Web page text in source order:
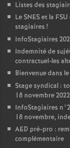
Listes des
LeSNESet la FSU
stagiaires !
InfoStagiaires
Indemnité de
contractuel-les
Bienvenue dans
Stage syndical :
18 novembre 2022
InfoStagiaires
18 novembre,
AED pré-pro :
complémentaire